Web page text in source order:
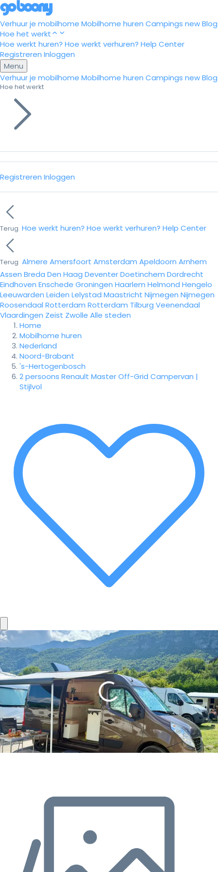
Verhuur je mobilhome Mobilhome huren Campings newBlog
Hoe het werkt
Hoe werkt huren? Hoe werkt verhuren? Help Center
Registreren Inloggen
Menu
Verhuur je mobilhome Mobilhome huren Campings newBlog
Hoe het werkt
Registreren Inloggen
Terug Hoe werkt huren? Hoe werkt verhuren? Help Center
Terug Almere Amersfoort Amsterdam Apeldoorn Arnhem
Assen Breda Den Haag DeventerDoetinchem Dordrecht
Eindhoven Enschede Groningen Haarlem Helmond Hengelo
Leeuwarden Leiden Lelystad Maastricht Nijmegen Nijmegen
Roosendaal Rotterdam Rotterdam Tilburg Veenendaal
Vlaardingen Zeist Zwolle Alle steden
Home
Mobilhome huren
Nederland
Noord-Brabant
's-Hertogenbosch
2 persoons Renault Master Off-Grid Campervan |
Stijlvol